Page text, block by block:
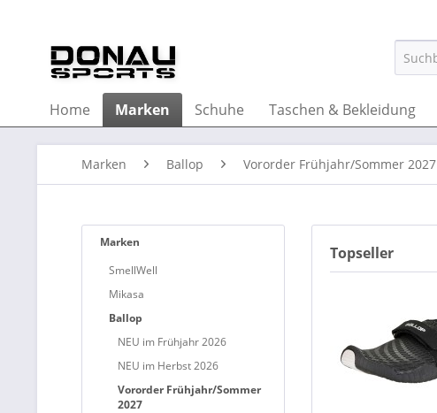
Home Marken Schuhe Taschen & Bekleidung
Marken Ballop Vororder Frühjahr/Sommer 2027
Marken
SmellWell
Mikasa
Ballop
NEU im Frühjahr 2026
NEU im Herbst 2026
Vororder Frühjahr/Sommer
2027
Topseller